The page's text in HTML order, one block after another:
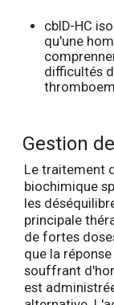
cblD-HC
qu'une
difficultés
Gestion
Le traitement
biochimique
les
principale
de fortes
que la
souffrant
est